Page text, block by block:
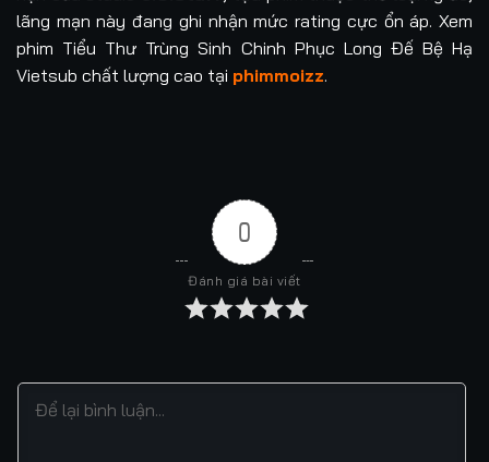
lãng mạn này đang ghi nhận mức rating cực ổn áp. Xem
phim Tiểu Thư Trùng Sinh Chinh Phục Long Đế Bệ Hạ
Vietsub chất lượng cao tại phimmoizz.
0
Đánh giá bài viết